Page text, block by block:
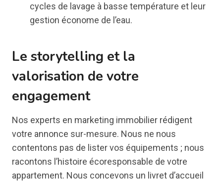
cycles de lavage à basse température et leur
gestion économe de l’eau.
Le storytelling et la
valorisation de votre
engagement
Nos experts en marketing immobilier rédigent
votre annonce sur-mesure. Nous ne nous
contentons pas de lister vos équipements ; nous
racontons l’histoire écoresponsable de votre
appartement. Nous concevons un livret d’accueil